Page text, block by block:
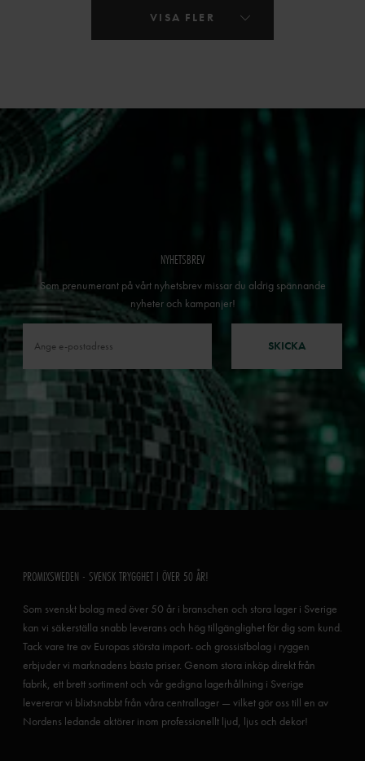
VISA FLER
NYHETSBREV
Som prenumerant på vårt nyhetsbrev missar du aldrig spännande
nyheter och kampanjer!
SKICKA
PROMIXSWEDEN - SVENSK TRYGGHET I ÖVER 50 ÅR!
Som svenskt bolag med över 50 år i branschen och stora lager i Sverige
kan vi säkerställa snabb leverans och hög tillgänglighet för dig som kund.
Tack vare tre av Europas största import- och grossistbolag i ryggen
erbjuder vi marknadens bästa priser. Genom stora inköp direkt från
fabrik, ett brett sortiment och vår gedigna lagerhållning i Sverige
levererar vi blixtsnabbt från våra centrallager — vilket gör oss till en av
Nordens ledande aktörer inom professionellt ljud, ljus och dekor!